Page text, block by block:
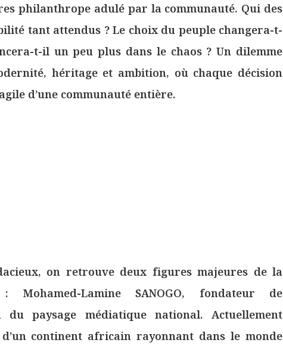
philanthrope adulé par la communauté. Qui des
tant attendus ? Le choix du peuple changera-t-
t-il un peu plus dans le chaos ? Un dilemme
héritage et ambition, où chaque décision
d’une communauté entière.
on retrouve deux figures majeures de la
Lamine SANOGO, fondateur de
du paysage médiatique national. Actuellement
continent africain rayonnant dans le monde